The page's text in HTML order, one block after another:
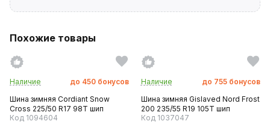
Похожие товары
Наличие до 450 бонусов
Шина зимняя Cordiant Snow
Cross 225/50 R17 98T шип
Код 1094604
Наличие до 755 бонусов
Шина зимняя Gislaved Nord Frost
200 235/55 R19 105T шип
Код 1037047